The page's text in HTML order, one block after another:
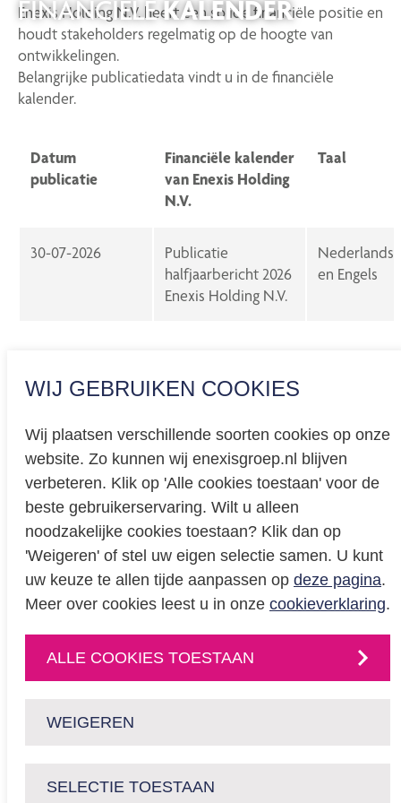
WIJ GEBRUIKEN COOKIES
Wij plaatsen verschillende soorten cookies op onze
website. Zo kunnen wij enexisgroep.nl blijven
verbeteren. Klik op 'Alle cookies toestaan' voor de
beste gebruikerservaring. Wilt u alleen
noodzakelijke cookies toestaan? Klik dan op
'Weigeren' of stel uw eigen selectie samen. U kunt
uw keuze te allen tijde aanpassen op deze pagina.
Meer over cookies leest u in onze cookieverklaring.
ALLE COOKIES TOESTAAN
WEIGEREN
SELECTIE TOESTAAN
FINANCIËLEKALENDER
EnexisHolding N.V. heeft een solide financiële positie en
houdt stakeholders regelmatig op de hoogte van
ontwikkelingen.
Belangrijke publicatiedata vindt u in de financiële
kalender.
Datum
publicatie
Financiële kalender
van Enexis Holding
N.V.
Taal
30-07-2026
Publicatie
halfjaarbericht 2026
Enexis Holding N.V.
Nederlands
en Engels
Privacy
Cookieverklaring
BREEAM certificering
Educatie
CONTACT